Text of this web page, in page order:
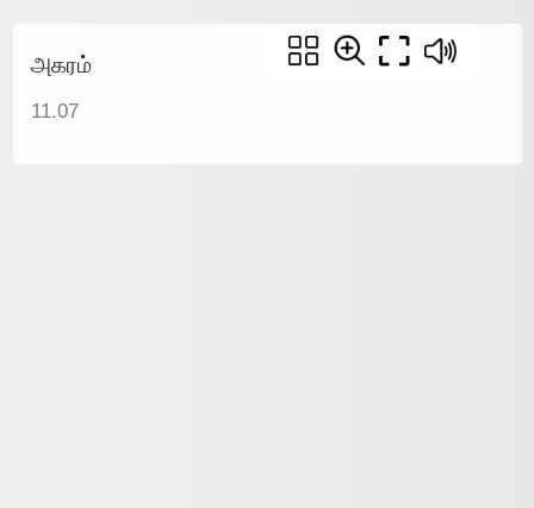
அகரம்
11.07